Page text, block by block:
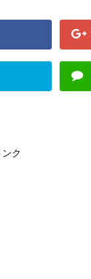
ク